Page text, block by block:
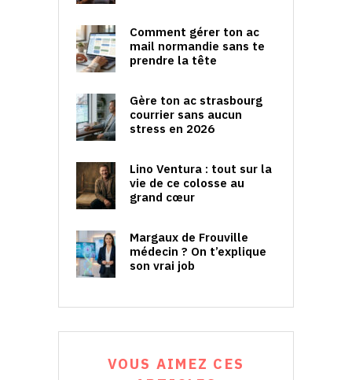
Comment gérer ton ac
mail normandie sans te
prendre la tête
Gère ton ac strasbourg
courrier sans aucun
stress en 2026
Lino Ventura : tout sur la
vie de ce colosse au
grand cœur
Margaux de Frouville
médecin ? On t’explique
son vrai job
VOUS AIMEZ CES